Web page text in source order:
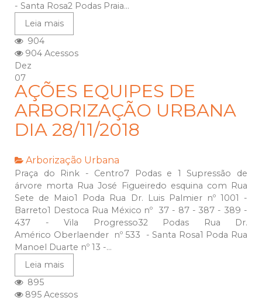
- Santa Rosa2 Podas Praia...
Leia mais
904
904 Acessos
Dez
07
AÇÕES EQUIPES DE
ARBORIZAÇÃO URBANA
DIA 28/11/2018
Arborização Urbana
Praça do Rink - Centro7 Podas e 1 Supressão de
árvore morta Rua José Figueiredo esquina com Rua
Sete de Maio1 Poda Rua Dr. Luis Palmier nº 1001 -
Barreto1 Destoca Rua México nº 37 - 87 - 387 - 389 -
437 - Vila Progresso32 Podas Rua Dr.
Américo Oberlaender nº 533 - Santa Rosa1 Poda Rua
Manoel Duarte nº 13 -...
Leia mais
895
895 Acessos